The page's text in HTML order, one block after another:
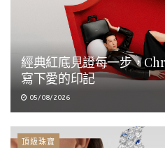
經典紅底見證每一步，
寫下愛的印記
05/08/2026
頂級珠寶